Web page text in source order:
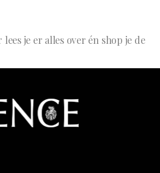
je er alles over én shop je de